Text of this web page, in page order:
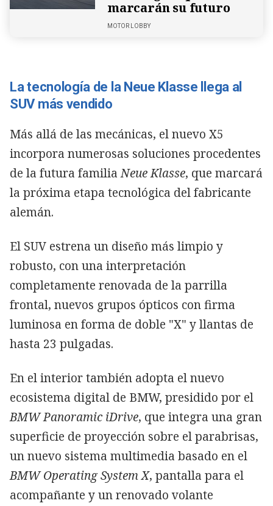
marcarán su futuro
MOTOR LOBBY
La tecnología de la Neue Klasse llega al
SUV más vendido
Más allá de las mecánicas, el nuevo X5
incorpora numerosas soluciones procedentes
de la futura familiaNeue Klasse, que marcará
la próxima etapa tecnológica del fabricante
alemán.
El SUV estrena un diseño más limpio y
robusto, con una interpretación
completamente renovada de la parrilla
frontal, nuevos grupos ópticos con firma
luminosa en forma de doble "X" y llantas de
hasta 23 pulgadas.
En el interior también adopta el nuevo
ecosistema digital de BMW, presidido por el
BMW Panoramic iDrive, que integra una gran
superficie de proyección sobre el parabrisas,
un nuevo sistema multimedia basado en el
BMW Operating System X, pantalla para el
acompañante y un renovado volante